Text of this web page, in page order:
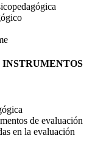
de evaluación
en la evaluación